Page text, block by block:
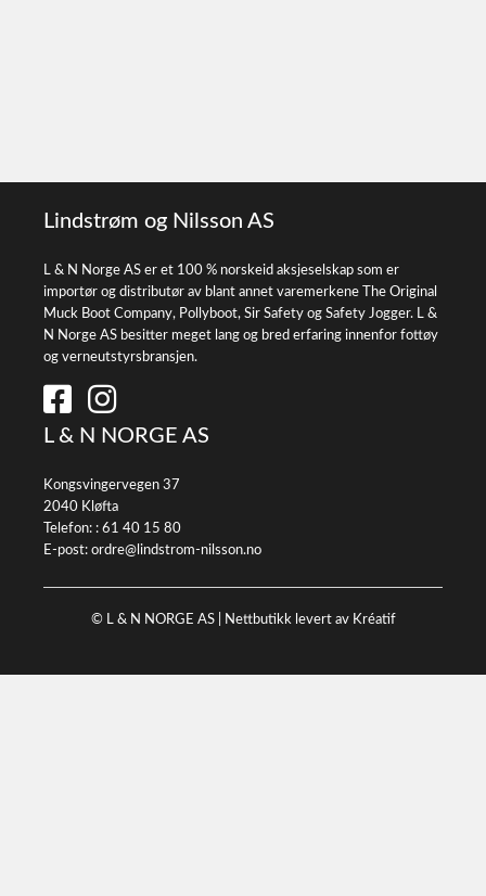
Lindstrøm og Nilsson AS
L & N Norge AS er et 100 % norskeid aksjeselskap som er
importør og distributør av blant annet varemerkene The Original
Muck Boot Company, Pollyboot, Sir Safety og Safety Jogger. L &
N Norge AS besitter meget lang og bred erfaring innenfor fottøy
og verneutstyrsbransjen.
L & N NORGE AS
Kongsvingervegen 37
2040 Kløfta
Telefon: : 61 40 15 80
E-post: ordre@lindstrom-nilsson.no
© L & N NORGE AS | Nettbutikk levert av Kréatif